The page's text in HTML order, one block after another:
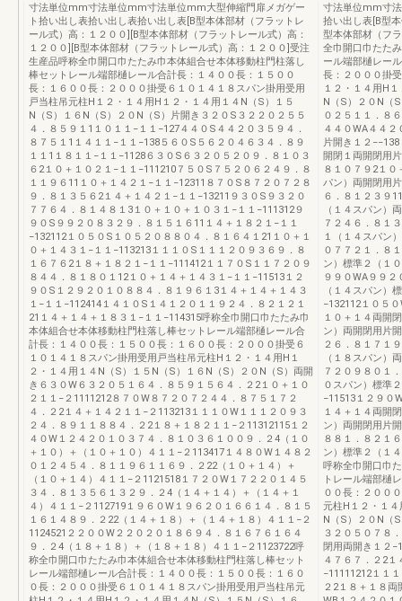
寸法単位mm寸法単位mm寸法単位mm大型伸縮門扉メガゲー
ト拾い出し表拾い出し表拾い出し表[B型本体部材（フラットレ
ール式）高：１２００][B型本体部材（フラットレール式）高：
１２００][B型本体部材（フラットレール式）高：１２００]受注
生産品呼称全巾開口巾たたみ巾本体組合せ本体移動柱門柱落し
棒セットレール端部樋レール合計長：１４００長：１５００
長：１６００長：２０００掛受６１０１４１８スパン掛用受用
戸当柱吊元柱H１２・１４用H１２・１４用１４N（S）１５
N（S）１６N（S）２０N（S）片開き３２０S３２２０２５５
４．８５９１1１０１１−１１−127４４０S４４２０３５９４．
８７５１1１４１１−１１−138５６０S５６２０４６３４．８９
１１1１８１１−１１−1128６３０S６３２０５２０９．８１０３
６2１０＋１０２１−１１−111210７５０S７５２０６２４９．８
１１９６11１０＋１４２１−１１−12311８７０S８７２０７２８
９．８１３５６2１４＋１４２１−１１−13211９３０S９３２０
７７６４．８１４８１3１０＋１０＋１０３１−１１−111312９
９０S９９２０８３２９．８１５１６11１４＋１８２１−１１
−132112１０５０S１０５２０８８０４．８１６４１21１０＋１
０＋１４３１−１１−113213１１１０S１１１２０９３６９．８
１６７６2１８＋１８２１−１１−111412１１７０S１１７２０９
８４４．８１８０１12１０＋１４＋１４３１−１１−11513１２
９０S１２９２０１０８８４．８１９６１3１４＋１４＋１４３
１−１１−112414１４１０S１４１２０１１９２４．８２１２１
21１４＋１４＋１８３１−１１−114315呼称全巾開口巾たたみ巾
本体組合せ本体移動柱門柱落し棒セットレール端部樋レール合
計長：１４００長：１５００長：１６００長：２０００掛受６
１０１４１８スパン掛用受用戸当柱吊元柱H１２・１４用H１
２・１４用１４N（S）１５N（S）１６N（S）２０N（S）両開
き６３０W６３２０５１６４．８５９１５６４．２2１０＋１０
２１１−２1111212８７０W８７２０７２４４．８７５１７２
４．２2１４＋１４２１１−２113213１１１０W１１１２０９３
２４．８９１１８８４．２2１８＋１８２１１−２11312115１２
４０W１２４２０１０３７４．８１０３６１００９．２4（１０
＋１０）＋（１０＋１０）４１１−２113417１４８０W１４８２
０１２４５４．８１１９６１１６９．２22（１０＋１４）＋
（１０＋１４）４１１−２1121518１７２０W１７２２０１４５
３４．８１３５６１３２９．２4（１４＋１４）＋（１４＋１
４）４１１−２112719１９６０W１９６２０１６６１４．８１５
１６１４８９．２22（１４＋１８）＋（１４＋１８）４１１−２
1124521２２００W２２０２０１８６９４．８１６７６１６４
９．２4（１８＋１８）＋（１８＋１８）４１１−２1123722呼
称全巾開口巾たたみ巾本体組合せ本体移動柱門柱落し棒セット
レール端部樋レール合計長：１４００長：１５００長：１６０
０長：２０００掛受６１０１４１８スパン掛用受用戸当柱吊元
寸法単位mm寸
拾い出し表[B型
型本体部材（フ
全巾開口巾たた
ール端部樋レー
長：２０００掛
１２・１４用H
N（S）２０N（
０２５１１．８
４４０WA４４
片開き１２
開閉１両開閉用
８１０７９2１
パン）両開閉用
６．８１２３９
（１４スパン）
７２４６．８１
１（１４スパン
０７７２１．８
ン）標準２（１
９９０WA９９
（１４スパン）
−132112１０５
１０＋１４両開
ン）両開閉用片
２６．８１７１
（１８スパン）
７２０９８０１
０スパン）標準
−11513１２９０
１４＋１４両開
ン）両開閉用片
８８１．８２１
ン）標準２（１
呼称全巾開口巾
トレール端部樋
００長：２００
元柱H１２・１
N（S）２０N（
３２０５０７８
閉用両開き１２
４７６７．２2
−11111212１１
２2１８＋１８